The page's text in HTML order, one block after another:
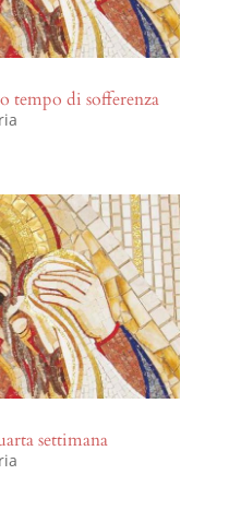
tempo di sofferenza
settimana